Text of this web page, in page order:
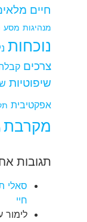
חיים
מנהיגות מסע
נוכחות
צרכים
שיפוטיות
אפקטיבית
מקרבת
תגובות
סאלי
חיי
לימור